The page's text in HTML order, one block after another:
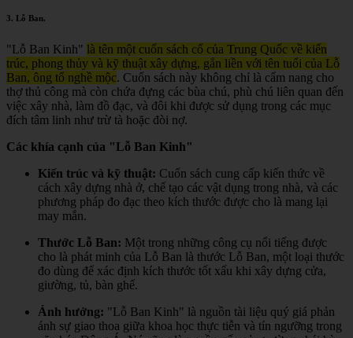
3. Lỗ Ban.
"Lỗ Ban Kinh" là tên một cuốn sách cổ của Trung Quốc về kiến
trúc, phong thủy và kỹ thuật xây dựng, gắn liền với tên tuổi của Lỗ
Ban, ông tổ nghề mộc. Cuốn sách này không chỉ là cẩm nang cho
thợ thủ công mà còn chứa đựng các bùa chú, phù chú liên quan đến
việc xây nhà, làm đồ đạc, và đôi khi được sử dụng trong các mục
đích tâm linh như trừ tà hoặc đòi nợ.
Các khía cạnh của "Lỗ Ban Kinh"
Kiến trúc và kỹ thuật: Cuốn sách cung cấp kiến thức về
cách xây dựng nhà ở, chế tạo các vật dụng trong nhà, và các
phương pháp đo đạc theo kích thước được cho là mang lại
may mắn.
Thước Lỗ Ban: Một trong những công cụ nổi tiếng được
cho là phát minh của Lỗ Ban là thước Lỗ Ban, một loại thước
đo dùng để xác định kích thước tốt xấu khi xây dựng cửa,
giường, tủ, bàn ghế.
Ảnh hưởng: "Lỗ Ban Kinh" là nguồn tài liệu quý giá phản
ánh sự giao thoa giữa khoa học thực tiễn và tín ngưỡng trong